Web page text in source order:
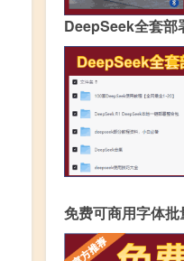
DeepSeek全套部
免费可商用字体批